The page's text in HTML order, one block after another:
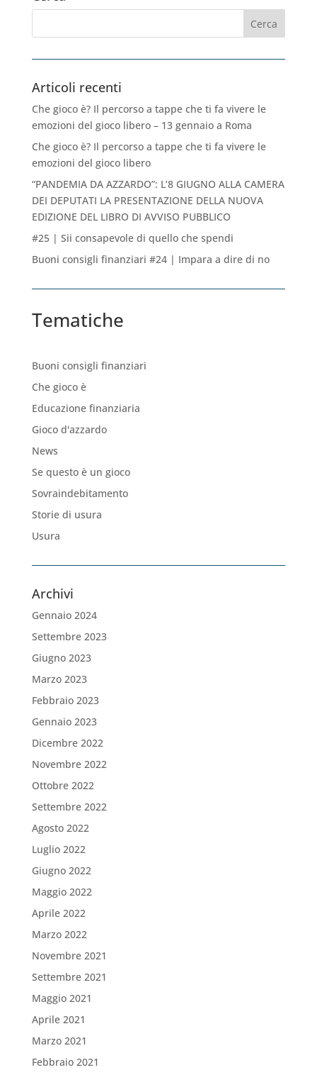
Articoli recenti
Che gioco è? Il percorso a tappe che ti fa vivere le
emozioni del gioco libero – 13 gennaio a Roma
Che gioco è? Il percorso a tappe che ti fa vivere le
emozioni del gioco libero
“PANDEMIA DA AZZARDO”: L’8 GIUGNO ALLA CAMERA
DEI DEPUTATI LA PRESENTAZIONE DELLA NUOVA
EDIZIONE DEL LIBRO DI AVVISO PUBBLICO
#25 | Sii consapevole di quello che spendi
Buoni consigli finanziari #24 | Impara a dire di no
Tematiche
Buoni consigli finanziari
Che gioco è
Educazione finanziaria
Gioco d'azzardo
News
Se questo è un gioco
Sovraindebitamento
Storie di usura
Usura
Archivi
Gennaio 2024
Settembre 2023
Giugno 2023
Marzo 2023
Febbraio 2023
Gennaio 2023
Dicembre 2022
Novembre 2022
Ottobre 2022
Settembre 2022
Agosto 2022
Luglio 2022
Giugno 2022
Maggio 2022
Aprile 2022
Marzo 2022
Novembre 2021
Settembre 2021
Maggio 2021
Aprile 2021
Marzo 2021
Febbraio 2021